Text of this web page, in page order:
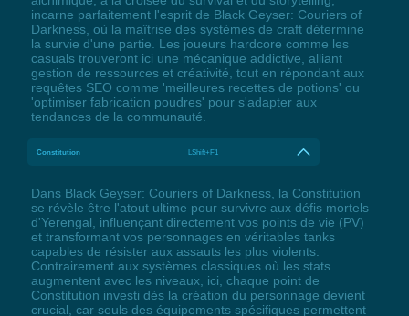
incarne parfaitement l'esprit de Black Geyser: Couriers of
Darkness, où la maîtrise des systèmes de craft détermine
la survie d'une partie. Les joueurs hardcore comme les
casuals trouveront ici une mécanique addictive, alliant
gestion de ressources et créativité, tout en répondant aux
requêtes SEO comme 'meilleures recettes de potions' ou
'optimiser fabrication poudres' pour s'adapter aux
tendances de la communauté.
Constitution LShift+F1
Dans Black Geyser: Couriers of Darkness, la Constitution
se révèle être l'atout ultime pour survivre aux défis mortels
d'Yerengal, influençant directement vos points de vie (PV)
et transformant vos personnages en véritables tanks
capables de résister aux assauts les plus violents.
Contrairement aux systèmes classiques où les stats
augmentent avec les niveaux, ici, chaque point de
Constitution investi dès la création du personnage devient
crucial, car seuls des équipements spécifiques permettent